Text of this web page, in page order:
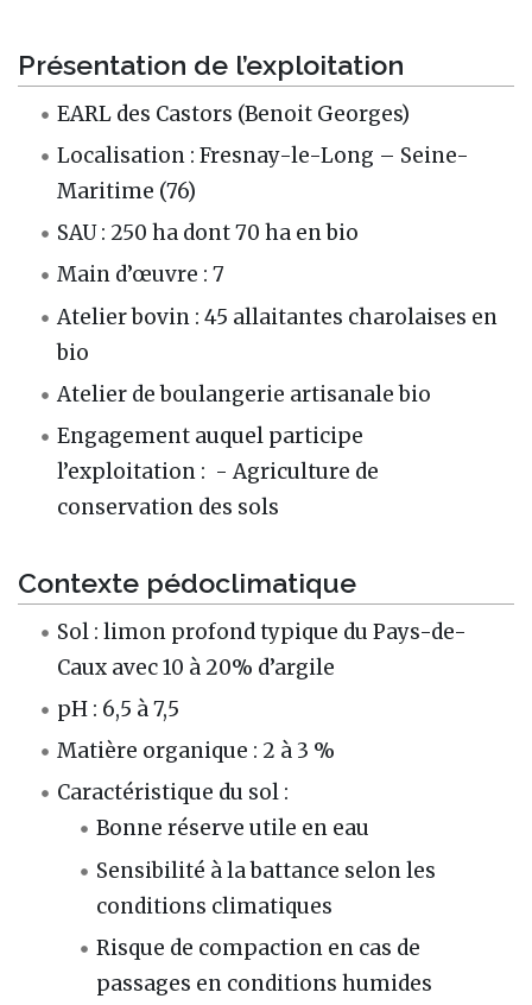
Présentation de l’exploitation
EARL des Castors (Benoit Georges)
Localisation : Fresnay-le-Long – Seine-
Maritime (76)
SAU : 250 ha dont 70 ha en bio
Main d’œuvre : 7
Atelier bovin : 45 allaitantes charolaises en
bio
Atelier de boulangerie artisanale bio
Engagement auquel participe
l’exploitation : - Agriculture de
conservation des sols
Contexte pédoclimatique
Sol : limon profond typique du Pays-de-
Caux avec 10 à 20% d’argile
pH : 6,5 à 7,5
Matière organique : 2 à 3 %
Caractéristique du sol :
Bonne réserve utile en eau
Sensibilité à la battance selon les
conditions climatiques
Risque de compaction en cas de
passages en conditions humides